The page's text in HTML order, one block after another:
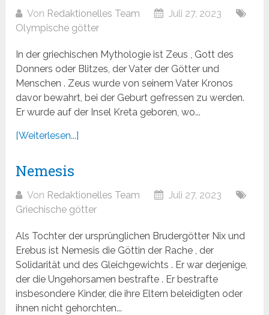
Von Redaktionelles Team
Juli 27, 2023
Olympische götter
In der griechischen Mythologie ist Zeus , Gott des
Donners oder Blitzes, der Vater der Götter und
Menschen . Zeus wurde von seinem Vater Kronos
davor bewahrt, bei der Geburt gefressen zu werden.
Er wurde auf der Insel Kreta geboren, wo...
[Weiterlesen...]
Nemesis
Von Redaktionelles Team
Juli 27, 2023
Griechische götter
Als Tochter der ursprünglichen Brudergötter Nix und
Erebus ist Nemesis die Göttin der Rache , der
Solidarität und des Gleichgewichts . Er war derjenige,
der die Ungehorsamen bestrafte . Er bestrafte
insbesondere Kinder, die ihre Eltern beleidigten oder
ihnen nicht gehorchten...